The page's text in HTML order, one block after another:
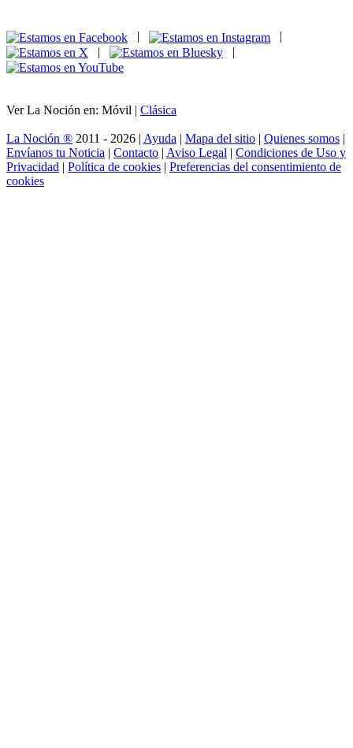
|
|
Ver La Noción en: Móvil | Clásica
La Noción ® 2011 - 2026 | Ayuda | Mapa del sitio | Quienes somos |
Envíanos tu Noticia | Contacto | Aviso Legal | Condiciones de Uso y
Privacidad | Política de cookies | Preferencias del consentimiento de
cookies